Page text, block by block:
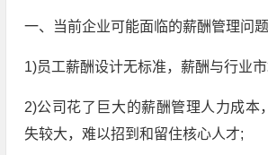
一、当前企业可能面临的薪酬管理问题
1)员工薪酬设计无标准，薪酬与行业
2)公司花了巨大的薪酬管理人力成本
失较大，难以招到和留住核心人才;